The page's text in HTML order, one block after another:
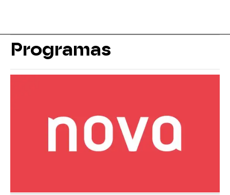
Programas